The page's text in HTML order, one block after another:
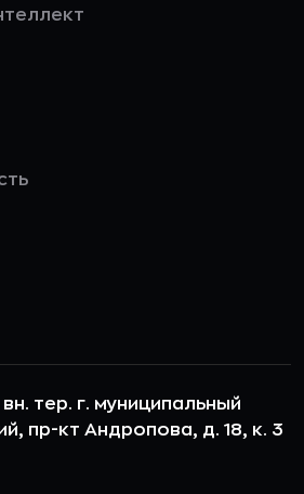
тер. г. муниципальный
пр-кт Андропова, д. 18, к. 3